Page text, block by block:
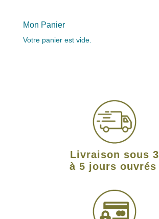
Mon Panier
Votre panier est vide.
Livraison sous 3
à 5 jours ouvrés